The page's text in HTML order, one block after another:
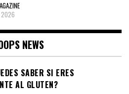
2026
NEWS
SABER SI ERES
AL GLUTEN?